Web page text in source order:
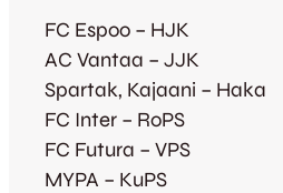
FC Espoo – HJK
AC Vantaa – JJK
Spartak, Kajaani – Haka
FC Inter – RoPS
FC Futura – VPS
MYPA – KuPS